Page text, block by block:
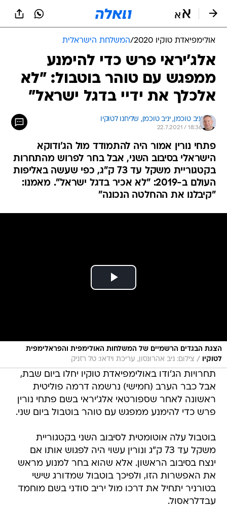
אולימפיאדת טוקיו 2020 /המשלחת הישראלית
אלג'יראי פרש כדי להימנע
ממפגש עם טוהר בוטבול: "לא
אלכלך את ידיי בדגל ישראל"
יניב טוכמן, יניב טוכמן, שליחנו לטוקיו
22.7.2021 / 18:36
פתחי נורין אמור היה להתמודד מול הג'ודוקא
הישראלי בסיבוב השני, אבל בחר לפרוש מהתחרות
בקטגוריית משקל עד 73 ק"ג, כפי שעשה באליפות
העולם ב-2019: "לא אכיר בדגל ישראל". מאמנו:
"קיבלנו את ההחלטה הנכונה"
הצגת הבגדים הרשמיים של המשלחות האולימפית והפראלימפית
לטוקיו
/ צילום: ניב אהרונסון, עריכת וידאו: טל רזניק
תחרויות הג'ודו באולימפיאדת טוקיו יחלו ביום שבת,
אבל כבר הערב (חמישי) נרשמה דרמה פוליטית
ראשונה לאחר שספורטאי אלג'יראי בשם פתחי נורין
פרש כדי להימנע ממפגש עם טוהר בוטבול ביום שני.
בוטבול עלה אוטומטית לסיבוב השני בקטגוריית
משקל עד 73 ק"ג ונורין עשוי היה לפגוש אותו אם
ינצח בסיבוב הראשון. אלא שהוא בחר למנוע מראש
את האפשרות הזו, ולפיכך בוטבול שמדורג שישי
בטורניר יתחיל את דרכו מול יריב סודני בשם מוחמד
עבדלראסול.